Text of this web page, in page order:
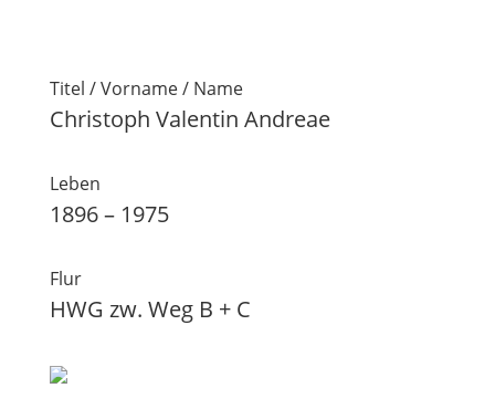
Titel / Vorname / Name
Christoph Valentin Andreae
Leben
1896 – 1975
Flur
HWG zw. Weg B + C